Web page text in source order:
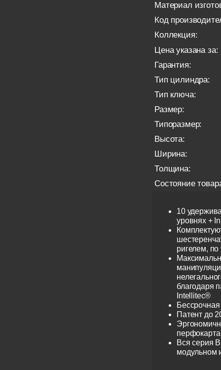
Материал
Код
Коллекция:
Цена указана за:
Гарантия:
Тип цилиндра:
Тип ключа:
Размер:
Типоразмер:
Высота:
Ширина:
Толщина:
Состояние
10
уровнях +
ригелем,
благодаря
Intellitec®
Патент до
перфокарта
Вся серия
модульном